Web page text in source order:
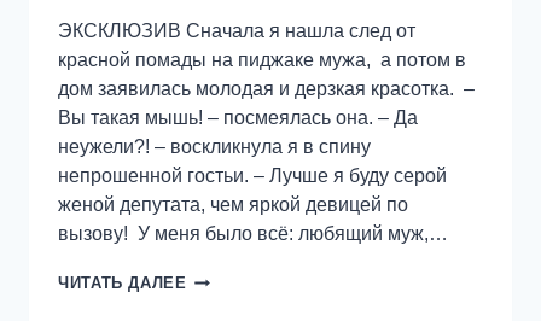
ЭКСКЛЮЗИВ Сначала я нашла след от
красной помады на пиджаке мужа, а потом в
дом заявилась молодая и дерзкая красотка. –
Вы такая мышь! – посмеялась она. – Да
неужели?! – воскликнула я в спину
непрошенной гостьи. – Лучше я буду серой
женой депутата, чем яркой девицей по
вызову! У меня было всё: любящий муж,…
ЧИТАТЬ ДАЛЕЕ ПОСЛЕ